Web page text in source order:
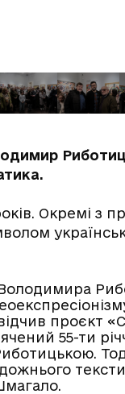
Окремі з
проєкт
55-ти